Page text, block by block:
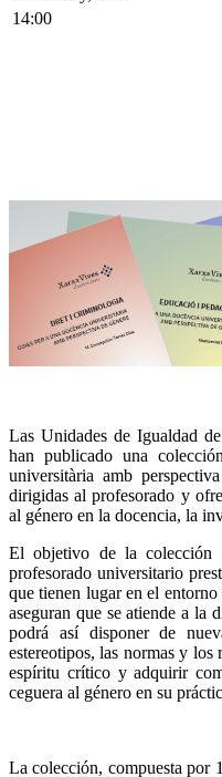
14:00
Las Unidades de Igualdad
han publicado una
universitària amb
dirigidas al profesorado y
al género en la docencia, la
El objetivo de la colección
profesorado universitario
que tienen lugar en el
aseguran que se atiende a la
podrá así disponer de
estereotipos, las normas y los
espíritu crítico y adquirir
ceguera al género en su
La colección, compuesta por